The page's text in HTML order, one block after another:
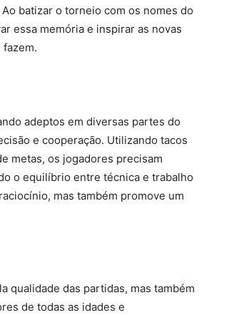
batizar o torneio com os nomes do
essa memória e inspirar as novas
adeptos em diversas partes do
e cooperação. Utilizando tacos
metas, os jogadores precisam
o equilíbrio entre técnica e trabalho
mas também promove um
qualidade das partidas, mas também
de todas as idades e